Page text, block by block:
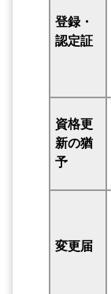
登録・
認定証
資格更
新の猶
予
変更届